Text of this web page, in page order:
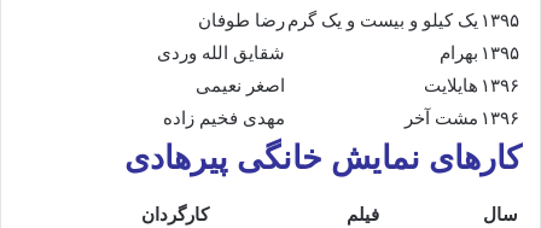
۱۳۹۵ یک کیلو و بیست و یک گرمرضا طوفان
۱۳۹۵ بهرام
شقایق الله وردی
۱۳۹۶ هایلایت
اصغر نعیمی
۱۳۹۶ مشت آخر مهدی فخیم زاده
کارهای نمایش خانگی پیرهادی
سال فیلم
کارگردان